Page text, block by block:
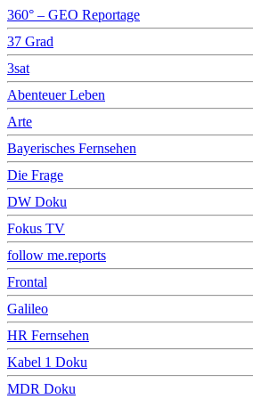
360° – GEO Reportage
37 Grad
3sat
Abenteuer Leben
Arte
Bayerisches Fernsehen
Die Frage
DW Doku
Fokus TV
follow me.reports
Frontal
Galileo
HR Fernsehen
Kabel 1 Doku
MDR Doku